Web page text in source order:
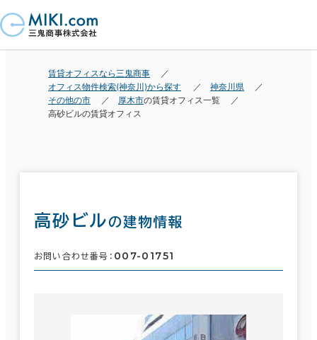
賃貸オフィスなら三鬼商事
オフィス物件検索(神奈川)から探す
神奈川県
その他の市
厚木市の賃貸オフィス一覧
高砂ビルの賃貸オフィス
高砂ビルの建物情報
お問い合わせ番号： 007-01751